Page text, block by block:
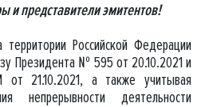
представители эмитентов!
Российской Федерации
Президента № 595 от 20.10.2021 и
21.10.2021, а также учитывая
непрерывности деятельности